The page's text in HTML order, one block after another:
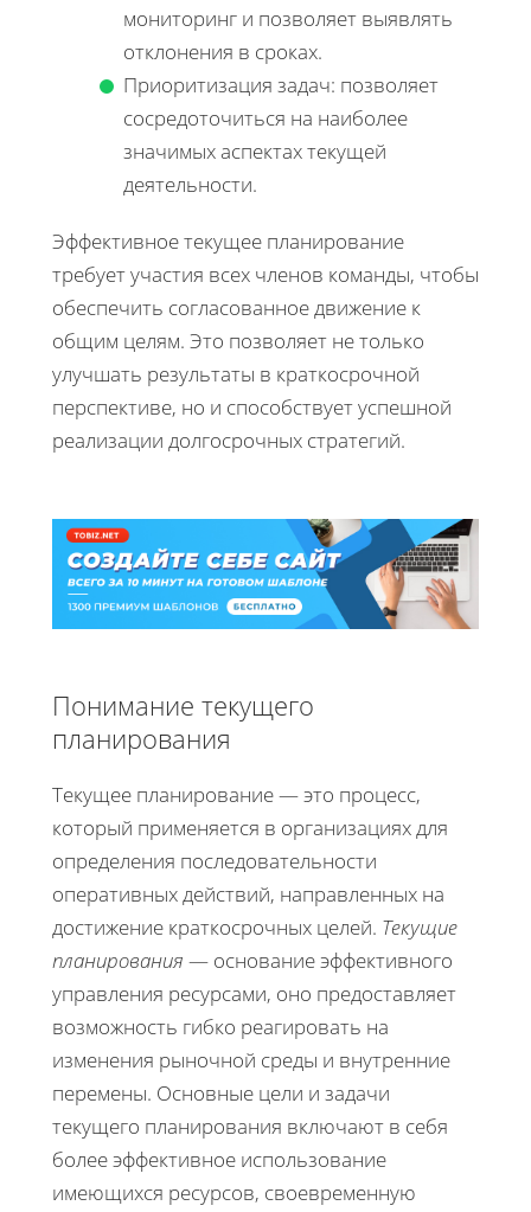
мониторинг и позволяет выявлять
отклонения в сроках.
Приоритизация задач: позволяет
сосредоточиться на наиболее
значимых аспектах текущей
деятельности.
Эффективное текущее планирование
требует участия всех членов команды, чтобы
обеспечить согласованное движение к
общим целям. Это позволяет не только
улучшать результаты в краткосрочной
перспективе, но и способствует успешной
реализации долгосрочных стратегий.
Понимание текущего
планирования
Текущее планирование — это процесс,
который применяется в организациях для
определения последовательности
оперативных действий, направленных на
достижение краткосрочных целей. Текущие
планирования — основание эффективного
управления ресурсами, оно предоставляет
возможность гибко реагировать на
изменения рыночной среды и внутренние
перемены. Основные цели и задачи
текущего планирования включают в себя
более эффективное использование
имеющихся ресурсов, своевременную